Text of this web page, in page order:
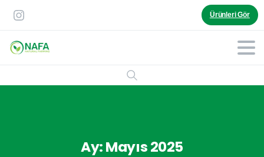
Ürünleri Gör
Ay:Mayıs2025